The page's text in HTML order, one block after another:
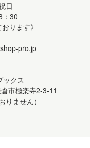
日
：30
ります》
pro.jp
ックス
市極楽寺2-3-11
りません）